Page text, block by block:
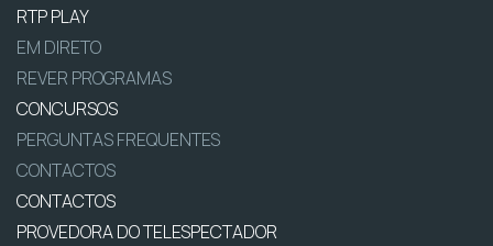
RTP PLAY
EM DIRETO
REVER PROGRAMAS
CONCURSOS
PERGUNTAS FREQUENTES
CONTACTOS
CONTACTOS
PROVEDORA DO TELESPECTADOR